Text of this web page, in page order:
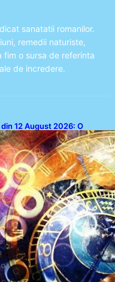
sanatatii romanilor.
remedii naturiste,
o sursa de referinta
de incredere.
12 August 2026: O
Trei Zodii și a Ciclului de